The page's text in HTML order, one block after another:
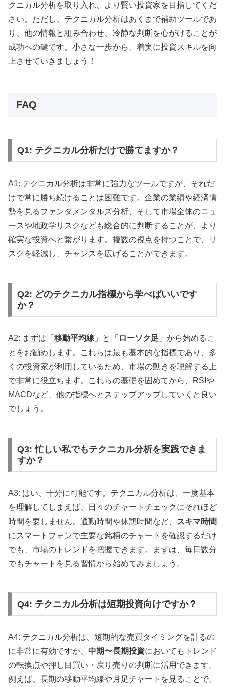
クニカル分析を取り入れ、より賢い投資家を目指してくだ
さい。ただし、テクニカル分析はあくまで補助ツールであ
り、他の情報と組み合わせ、冷静な判断を心がけることが
成功への鍵です。小さな一歩から、着実に投資スキルを向
上させていきましょう！
FAQ
Q1: テクニカル分析だけで勝てますか？
A1: テクニカル分析は非常に強力なツールですが、それだ
けで常に勝ち続けることは困難です。企業の業績や経済情
勢を見るファンダメンタルズ分析、そして市場全体のニュ
ースや地政学リスクなども総合的に判断することが、より
確実な投資へと繋がります。複数の視点を持つことで、リ
スクを軽減し、チャンスを広げることができます。
Q2: どのテクニカル指標から学べばいいです
か？
A2: まずは「 移動平均線 」と「 ローソク足 」から始めるこ
とをお勧めします。これらは最も基本的な指標であり、多
くの投資家が利用しているため、市場の動きを理解する上
で非常に役立ちます。これらの基礎を固めてから、RSIや
MACDなど、他の指標へとステップアップしていくと良い
でしょう。
Q3: 忙しい私でもテクニカル分析を実践できま
すか？
A3: はい、十分に可能です。テクニカル分析は、一度基本
を理解してしまえば、日々のチャートチェックにそれほど
時間を要しません。通勤時間や休憩時間など、
スキマ時間
にスマートフォンで主要な銘柄のチャートを確認するだけ
でも、市場のトレンドを把握できます。まずは、毎日数分
でもチャートを見る習慣から始めてみましょう。
Q4: テクニカル分析は短期投資向けですか？
A4: テクニカル分析は、短期的な売買タイミングを計るの
に非常に有効ですが、 中期〜長期投資においてもトレンド
の転換点や押し目買い・戻り売りの判断に活用できます。
例えば、長期の移動平均線や月足チャートを見ることで、